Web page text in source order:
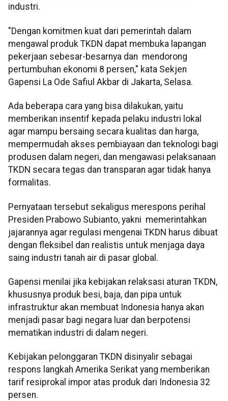
industri.
"Dengan komitmen kuat dari pemerintah dalam
mengawal produk TKDN dapat membuka lapangan
pekerjaan sebesar-besarnya dan mendorong
pertumbuhan ekonomi 8 persen," kata Sekjen
Gapensi La Ode Safiul Akbar di Jakarta, Selasa.
Ada beberapa cara yang bisa dilakukan, yaitu
memberikan insentif kepada pelaku industri lokal
agar mampu bersaing secara kualitas dan harga,
mempermudah akses pembiayaan dan teknologi bagi
produsen dalam negeri, dan mengawasi pelaksanaan
TKDN secara tegas dan transparan agar tidak hanya
formalitas.
Pernyataan tersebut sekaligus merespons perihal
Presiden Prabowo Subianto, yakni memerintahkan
jajarannya agar regulasi mengenai TKDN harus dibuat
dengan fleksibel dan realistis untuk menjaga daya
saing industri tanah air di pasar global.
Gapensi menilai jika kebijakan relaksasi aturan TKDN,
khususnya produk besi, baja, dan pipa untuk
infrastruktur akan membuat Indonesia hanya akan
menjadi pasar bagi negara luar dan berpotensi
mematikan industri di dalam negeri.
Kebijakan pelonggaran TKDN disinyalir sebagai
respons langkah Amerika Serikat yang memberikan
tarif resiprokal impor atas produk dari Indonesia 32
persen.